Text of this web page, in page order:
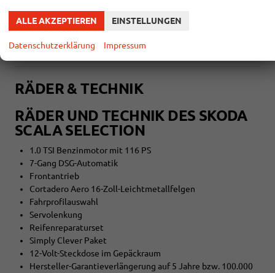
Wagenfarbene Außenspiegel und Türgriffe
Regensensor
Parksensoren vorne und hinten
RÄDER & TECHNIK
RÄDER UND TECHNIK DES SKODA
SCALA SELECTION
1.0 TSI Benzinmotor mit 116 PS
7-Gang DSG-Automatik
Frontantrieb
Cortadero Aero 16-Zoll-Leichtmetallfelgen
Fahrprofilauswahl
Servolenkung
Reifenreparaturset
Simply Clever Paket
12-Volt-Steckdose im Gepäckraum
Hersteller-Garantieverlängerung auf 5 Jahre bzw. 100.000
ALLE AKZEPTIEREN EINSTELLUNGEN
Datenschutzerklärung Impressum